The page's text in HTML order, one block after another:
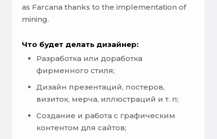
as Farcana thanks to the implementation of
mining.
Что будет делать дизайнер:
Разработка или доработка
фирменного стиля;
Дизайн презентаций, постеров,
визиток, мерча, иллюстраций и т. п;
Создание и работа с графическим
контентом для сайтов;